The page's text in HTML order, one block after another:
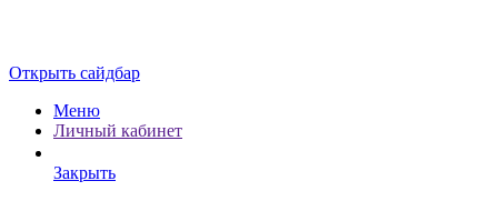
Открыть сайдбар
Меню
Личный кабинет
Закрыть